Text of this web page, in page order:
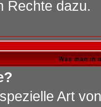
Rechte dazu.
Was man in
Art